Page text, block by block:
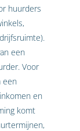
huurders
een
Voor
een
en
komt